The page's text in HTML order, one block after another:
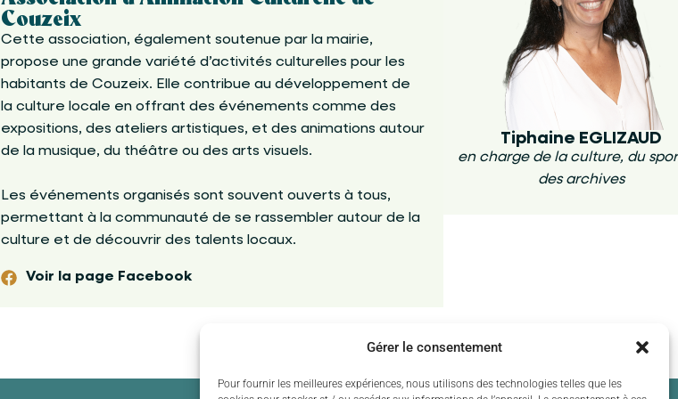
Gérer le consentement
Pour fournir les meilleures expériences, nous utilisons des technologies telles que les
Couzeix
Cette association, également soutenue par la mairie,
propose une grande variété d’activités culturelles pour les
habitants de Couzeix. Elle contribue au développement de
la culture locale en offrant des événements comme des
expositions, des ateliers artistiques, et des animations autour
de la musique, du théâtre ou des arts visuels.
Les événements organisés sont souvent ouverts à tous,
permettant à la communauté de se rassembler autour de la
culture et de découvrir des talents locaux.
Voir la page Facebook
Tiphaine EGLIZAUD
en charge de la culture, du
des archives